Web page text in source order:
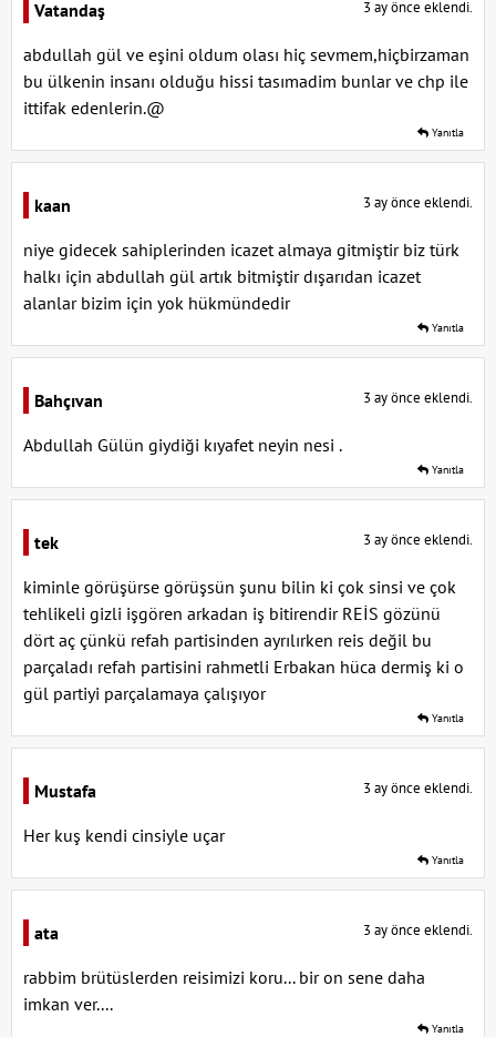
Vatandaş 3 ay önce eklendi.
abdullah gül ve eşini oldum olası hiç sevmem,hiçbirzaman
bu ülkenin insanı olduğu hissi tasımadim bunlar ve chp ile
ittifak edenlerin.@
Yanıtla
kaan 3 ay önce eklendi.
niye gidecek sahiplerinden icazet almaya gitmiştir biz türk
halkı için abdullah gül artık bitmiştir dışarıdan icazet
alanlar bizim için yok hükmündedir
Yanıtla
Bahçıvan 3 ay önce eklendi.
Abdullah Gülün giydiği kıyafet neyin nesi .
Yanıtla
tek 3 ay önce eklendi.
kiminle görüşürse görüşsün şunu bilin ki çok sinsi ve çok
tehlikeli gizli işgören arkadan iş bitirendir REİS gözünü
dört aç çünkü refah partisinden ayrılırken reis değil bu
parçaladı refah partisini rahmetli Erbakan hüca dermiş ki o
gül partiyi parçalamaya çalışıyor
Yanıtla
Mustafa 3 ay önce eklendi.
Her kuş kendi cinsiyle uçar
Yanıtla
ata 3 ay önce eklendi.
rabbim brütüslerden reisimizi koru... bir on sene daha
imkan ver....
Yanıtla